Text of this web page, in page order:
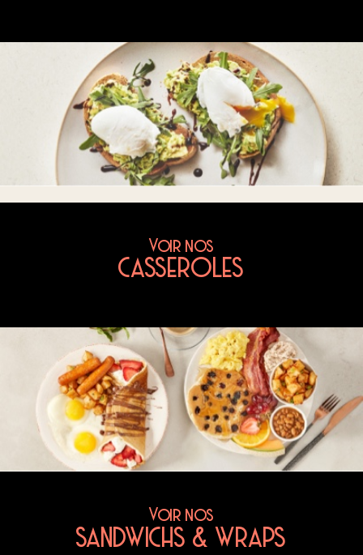
Voir nos
CASSEROLES
Voir nos
SANDWICHS & WRAPS